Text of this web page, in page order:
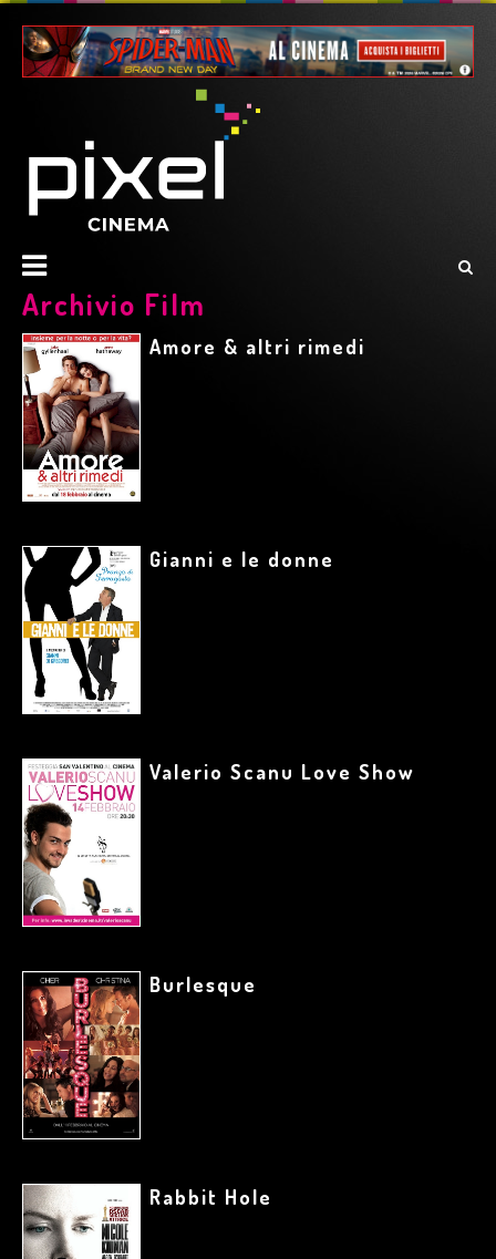
Archivio Film
Amore & altri rimedi
Gianni e le donne
Valerio Scanu Love Show
Burlesque
Rabbit Hole